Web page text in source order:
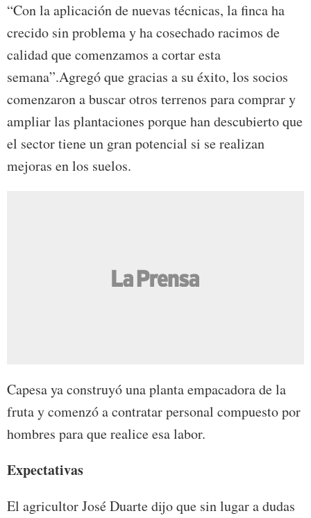
“Con la aplicación de nuevas técnicas, la finca ha
crecido sin problema y ha cosechado racimos de
calidad que comenzamos a cortar esta
semana”.Agregó que gracias a su éxito, los socios
comenzaron a buscar otros terrenos para comprar y
ampliar las plantaciones porque han descubierto que
el sector tiene un gran potencial si se realizan
mejoras en los suelos.
Capesa ya construyó una planta empacadora de la
fruta y comenzó a contratar personal compuesto por
hombres para que realice esa labor.
Expectativas
El agricultor José Duarte dijo que sin lugar a dudas